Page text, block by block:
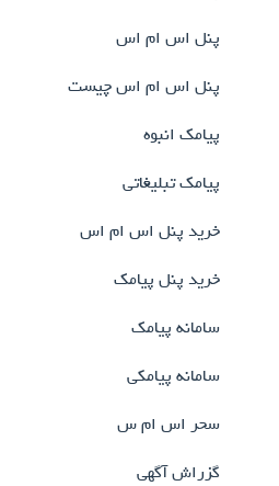
پنل اس ام اس
پنل اس ام اس چیست
پیامک انبوه
پیامک تبلیغاتی
خرید پنل اس ام اس
خرید پنل پیامک
سامانه پیامک
سامانه پیامکی
سحر اس ام س
گزراش آگهی